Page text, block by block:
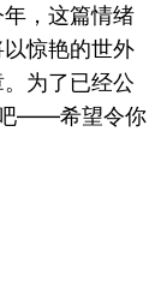
，这篇情绪
惊艳的世外
为了已经公
吧——希望令你